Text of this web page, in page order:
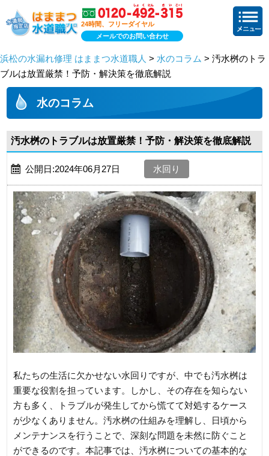
24時間、フリーダイヤル
メールでのお問い合わせ
浜松の水漏れ修理 はままつ水道職人 > 水のコラム > 汚水桝のトラ
ブルは放置厳禁！予防・解決策を徹底解説
水のコラム
汚水桝のトラブルは放置厳禁！予防・解決策を徹底解説
公開日:2024年06月27日 水回り
私たちの生活に欠かせない水回りですが、中でも汚水桝は
重要な役割を担っています。しかし、その存在を知らない
方も多く、トラブルが発生してから慌てて対処するケース
が少なくありません。汚水桝の仕組みを理解し、日頃から
メンテナンスを行うことで、深刻な問題を未然に防ぐこと
ができるのです。本記事では、汚水桝についての基本的な